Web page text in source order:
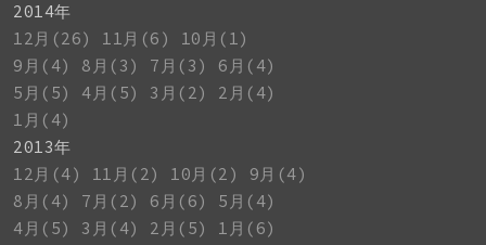
2014年
12月(26)
11月(6)
10月(1)
9月(4)
8月(3) 7月(3)
6月(4)
5月(5)
4月(5) 3月(2)
2月(4)
1月(4)
2013年
12月(4)
11月(2) 10月(2)
9月(4)
8月(4)
7月(2) 6月(6)
5月(4)
4月(5)
3月(4) 2月(5)
1月(6)